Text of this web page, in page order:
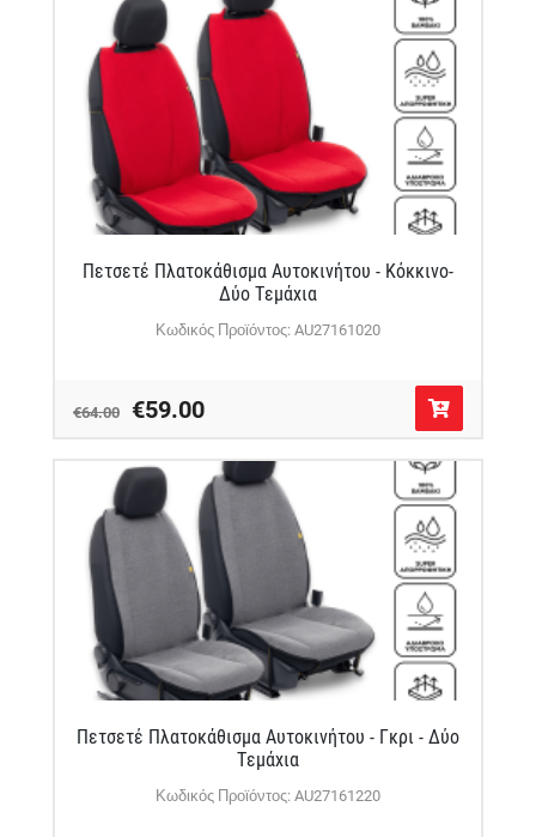
Πετσετέ Πλατοκάθισμα Αυτοκινήτου - Κόκκινο-
Δύο Τεμάχια
Κωδικός Προϊόντος: AU27161020
€64.00 €59.00
Πετσετέ Πλατοκάθισμα Αυτοκινήτου - Γκρι - Δύο
Τεμάχια
Κωδικός Προϊόντος: AU27161220